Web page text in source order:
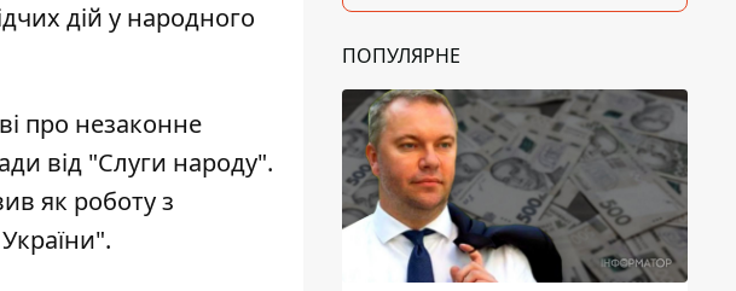
дій у народного
про незаконне
від "Слуги народу".
як роботу з
ПОПУЛЯРНЕ